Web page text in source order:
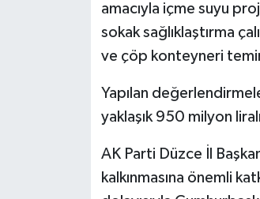
amacıyla içme suyu
sokak sağlıklaştırma
ve çöp konteyneri
Yapılan
yaklaşık 950 milyon
AK Parti Düzce İl
kalkınmasına önemli